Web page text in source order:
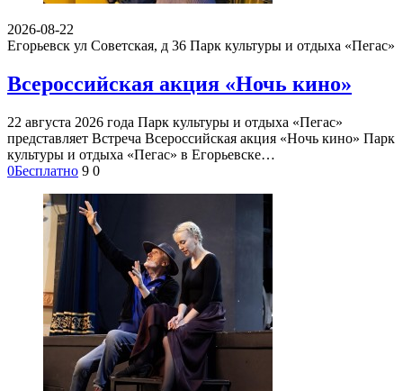
2026-08-22
Егорьевск ул Советская, д 36 Парк культуры и отдыха «Пегас»
Всероссийская акция «Ночь кино»
22 августа 2026 года Парк культуры и отдыха «Пегас»
представляет Встреча Всероссийская акция «Ночь кино» Парк
культуры и отдыха «Пегас» в Егорьевске…
0Бесплатно 9 0